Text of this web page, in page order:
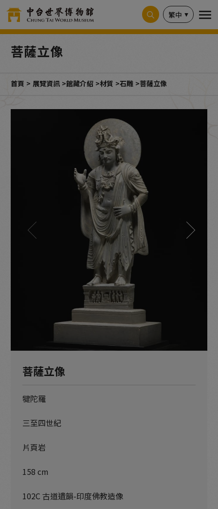
繁中
菩薩立像
首頁 展覽資訊 館藏介紹 材質 石雕 菩薩立像
菩薩立像
犍陀羅
三至四世紀
片頁岩
158 cm
102C 古道遺韻-印度佛教造像
Cookie管理面板